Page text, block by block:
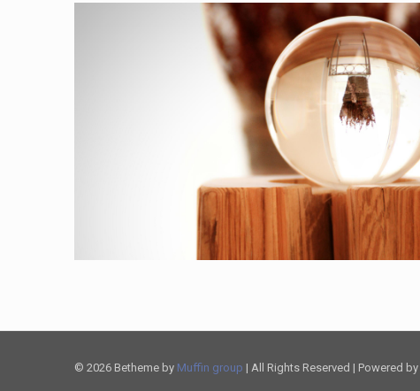
© 2026 Betheme by Muffin group | All Rights Reserved | Powered by